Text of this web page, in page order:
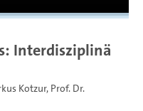
Interdisziplinä
Kotzur, Prof. Dr.